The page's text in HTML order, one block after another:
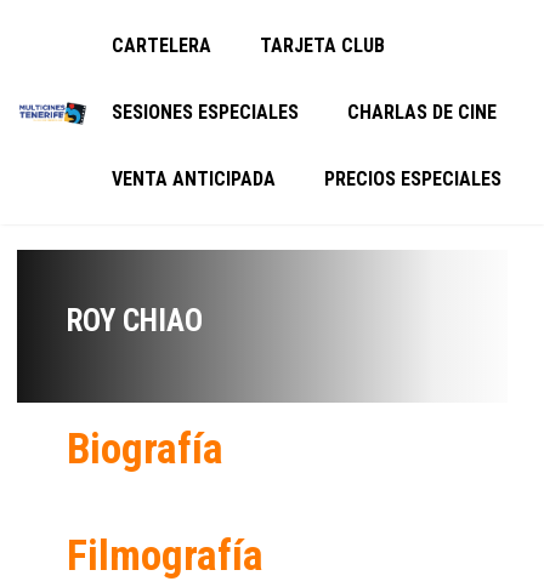
CARTELERA TARJETA CLUB
SESIONES ESPECIALES CHARLAS DE CINE
VENTA ANTICIPADA PRECIOS ESPECIALES
ROY CHIAO
Biografía
Filmografía